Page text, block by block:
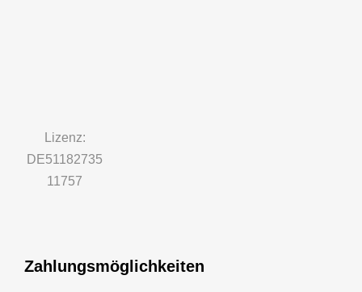
Lizenz:
DE51182735
11757
Zahlungsmöglichkeiten